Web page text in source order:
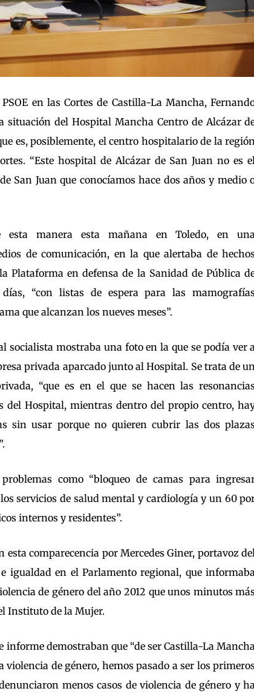
en las Cortes de Castilla-La Mancha,
situación del Hospital Mancha Centro de Alcázar
es, posiblemente, el centro hospitalario de la región
“Este hospital de Alcázar de San Juan no es el
San Juan que conocíamos hace dos años y medio
esta manera esta mañana en Toledo, en una
de comunicación, en la que alertaba de
Plataforma en defensa de la Sanidad de Pública
“con listas de espera para las
que alcanzan los nueves meses”.
socialista mostraba una foto en la que se podía ver a
privada aparcado junto al Hospital. Se trata de un
“que es en el que se hacen las
del Hospital, mientras dentro del propio centro,
sin usar porque no quieren cubrir las dos
como “bloqueo de camas para
servicios de salud mental y cardiología y un 60
internos y residentes”.
esta comparecencia por Mercedes Giner, portavoz del
igualdad en el Parlamento regional, que informaba
de género del año 2012 que unos minutos
Instituto de la Mujer.
informe demostraban que “de ser Castilla-La Mancha
de género, hemos pasado a ser los
menos casos de violencia de género y ha